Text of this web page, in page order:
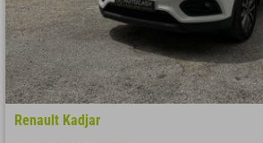
Renault Kadjar